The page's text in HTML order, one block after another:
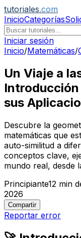
tutoriales.com
InicioCategorías
Iniciar sesión
Inicio/Matemáticas/
Un Viaje a
sus
Descubre la
matemáticas que
auto-similitud a
conceptos clave,
mundo real, desde
Principiante12 min
2026
Compartir
Reportar error